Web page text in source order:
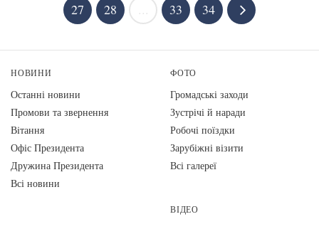
27
28 33 34
НОВИНИ
Останні новини
Промови та звернення
Вiтання
Офіс Президента
Дружина Президента
Всі новини
ФОТО
Громадські заходи
Зустрічі й наради
Робочі поїздки
Зарубіжні візити
Всі галереї
ВІДЕО